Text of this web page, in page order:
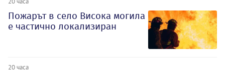
Пожарът в село Висока могила
е частично локализиран
20 часа